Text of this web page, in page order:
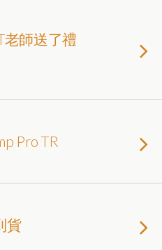
師送了禮
Pro TR
貨